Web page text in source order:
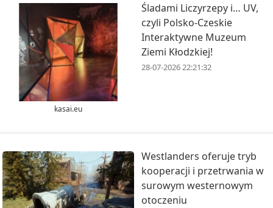
kasai.eu
Śladami Liczyrzepy i… UV,
czyli Polsko-Czeskie
Interaktywne Muzeum
Ziemi Kłodzkiej!
28-07-2026 22:21:32
Westlanders oferuje tryb
kooperacji i przetrwania w
surowym westernowym
otoczeniu